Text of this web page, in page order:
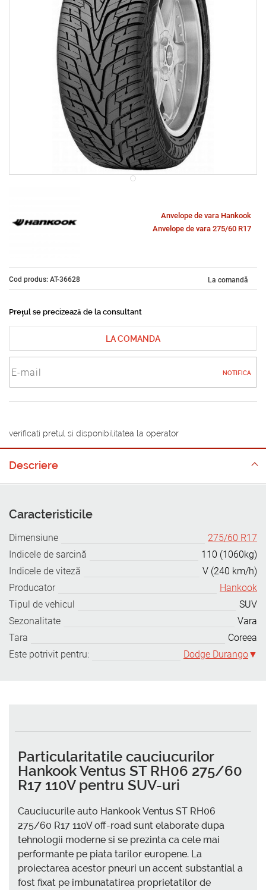
Anvelope de vara Hankook
Anvelope de vara 275/60 R17
Cod produs: AT-36628 La comandă
Prețul se precizează de la consultant
LA COMANDA
NOTIFICA
verificati pretul si disponibilitatea la operator
Descriere
Caracteristicile
Dimensiune
275/60 R17
Indicele de sarcină
110 (1060kg)
Indicele de viteză
V (240 km/h)
Producator
Hankook
Tipul de vehicul
SUV
Sezonalitate
Vara
Tara
Coreea
Este potrivit pentru:
Dodge Durango
Particularitatile cauciucurilor
Hankook Ventus ST RH06 275/60
R17 110V pentru SUV-uri
Cauciucurile auto Hankook Ventus ST RH06
275/60 R17 110V off-road sunt elaborate dupa
tehnologii moderne si se prezinta ca cele mai
performante pe piata tarilor europene. La
proiectarea acestor pneuri un accent substantial a
fost fixat pe imbunatatirea proprietatilor de